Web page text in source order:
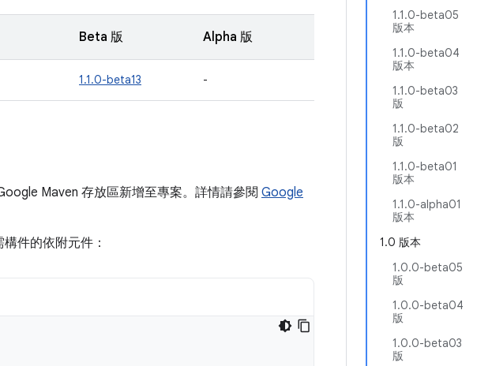
1.1.0-beta05
版本
1.1.0-beta04
版本
1.1.0-beta03
版
1.1.0-beta02
版
1.1.0-beta01
版本
1.1.0-alpha01
版本
1.0 版本
1.0.0-beta05
版
1.0.0-beta04
版
1.0.0-beta03
版
Beta 版 Alpha 版
1.1.0-beta13 -
Maven 存放區新增至專案。詳情請參閱 Google
件的依附元件：